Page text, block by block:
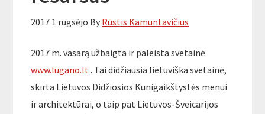
2017 1 rugsėjo By Rūstis Kamuntavičius
2017 m. vasarą užbaigta ir paleista svetainė
www.lugano.lt . Tai didžiausia lietuviška svetainė,
skirta Lietuvos Didžiosios Kunigaikštystės menui
ir architektūrai, o taip pat Lietuvos-Šveicarijos